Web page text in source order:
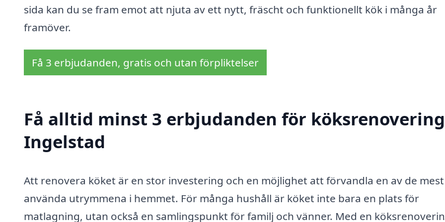
sida kan du se fram emot att njuta av ett nytt, fräscht och funktionellt kök i många år
framöver.
Få 3 erbjudanden, gratis och utan förpliktelser
Få alltid minst 3 erbjudanden för
Ingelstad
Att renovera köket är en stor investering och en möjlighet att förvandla en av de mest
använda utrymmena i hemmet. För många hushåll är köket inte bara en plats för
matlagning, utan också en samlingspunkt för familj och vänner. Med en